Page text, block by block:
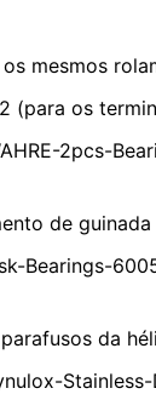
mesmos
(para os
2pcs-
de guinada
Bearings-
da